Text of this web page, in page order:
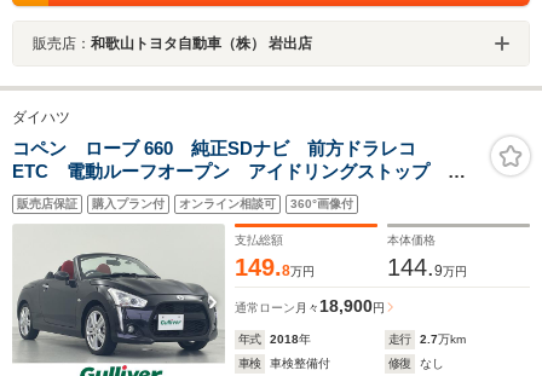
販売店： 和歌山トヨタ自動車（株） 岩出店
ダイハツ
コペン ローブ 660 純正SDナビ 前方ドラレコ
ETC 電動ルーフオープン アイドリングストップ 横
滑り防止 純正LEDライト ハーフレザーシート 全席
シートヒーター 純正16インチAW 純正フロアマット
販売店保証 購入プラン付 オンライン相談可 360°画像付
支払総額
149.8万円
本体価格
144.9万円
通常ローン 月々 18,900円
年式 2018年 走行 2.7万km
車検
車検整備付 修復
なし